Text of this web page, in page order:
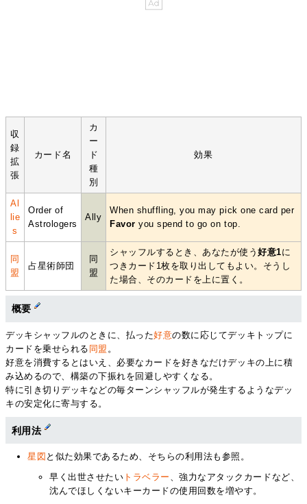
収
録
拡
張
カード名
カ
ー
ド
種
別
効果
Al
lie
s
Order of
Astrologers
Ally
When shuffling, you may pick one card per
Favor you spend to go on top.
同
盟
占星術師団
同
盟
シャッフルするとき、あなたが使う好意1に
つきカード1枚を取り出してもよい。そうし
た場合、そのカードを上に置く。
概要
デッキシャッフルのときに、払った好意の数に応じてデッキトップに
カードを乗せられる 同盟 。
好意を消費するとはいえ、必要なカードを好きなだけデッキの上に積
み込めるので、構築の下振れを回避しやすくなる。
特に引き切りデッキなどの毎ターンシャッフルが発生するようなデッ
キの安定化に寄与する。
利用法
星図 と似た効果であるため、そちらの利用法も参照。
早く出世させたい トラベラー
、強力なアタックカードなど、
沈んでほしくないキーカードの使用回数を増やす。